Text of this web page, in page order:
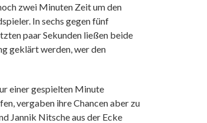
zwei Minuten Zeit um den
In sechs gegen fünf
paar Sekunden ließen beide
geklärt werden, wer den
einer gespielten Minute
vergaben ihre Chancen aber zu
Jannik Nitsche aus der Ecke